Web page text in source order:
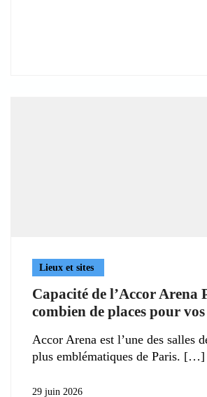
Lieux et sites
Capacité de l’Accor Arena
combien de places pour
Accor Arena est l’une des salles
plus emblématiques de Paris.
29 juin 2026